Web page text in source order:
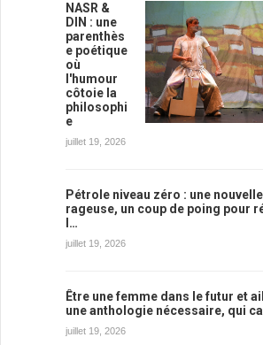
NASR &
DIN : une
parenthès
e poétique
où
l'humour
côtoie la
philosophi
e
juillet 19, 2026
Pétrole niveau zéro : une nouvelle
rageuse, un coup de poing pour
l…
juillet 19, 2026
Être une femme dans le futur et
une anthologie nécessaire, qui
juillet 19, 2026